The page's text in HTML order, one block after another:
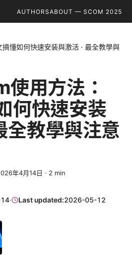
AUTHORSABOUT — SCOM 2025
懂如何快速安装與激活 · 最全教學與
用方法：
何快速安装
全教學與注意
年4月14日 · 2 min
· Last updated:2026-05-12